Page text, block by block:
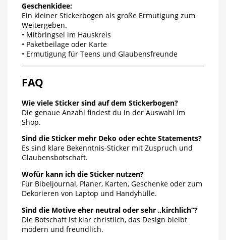
Geschenkidee:
Ein kleiner Stickerbogen als große Ermutigung zum
Weitergeben.
• Mitbringsel im Hauskreis
• Paketbeilage oder Karte
• Ermutigung für Teens und Glaubensfreunde
FAQ
Wie viele Sticker sind auf dem Stickerbogen?
Die genaue Anzahl findest du in der Auswahl im
Shop.
Sind die Sticker mehr Deko oder echte Statements?
Es sind klare Bekenntnis-Sticker mit Zuspruch und
Glaubensbotschaft.
Wofür kann ich die Sticker nutzen?
Für Bibeljournal, Planer, Karten, Geschenke oder zum
Dekorieren von Laptop und Handyhülle.
Sind die Motive eher neutral oder sehr „kirchlich“?
Die Botschaft ist klar christlich, das Design bleibt
modern und freundlich.